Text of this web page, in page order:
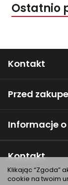
Ostatnio
Kontakt
Przed
Informacje
Kontakt
Klikając “Zgoda”
cookie na twoim